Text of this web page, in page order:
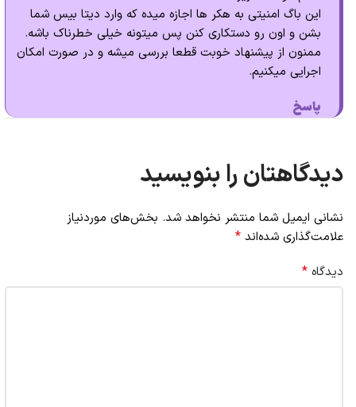
این باگ امنیتی به هکر ها اجازه میده که وارد دیتا بیس شما
بشن و اون رو دستکاری کنن پس میتونه خیلی خطرناک باشه.
ممنون از پیشنهاد خوبت قطعا بررسی میشه و در صورت امکان
اجرایی میکنیم.
پاسخ
دیدگاهتان را بنویسید
نشانی ایمیل شما منتشر نخواهد شد. بخش‌های موردنیاز
علامت‌گذاری شده‌اند *
دیدگاه *